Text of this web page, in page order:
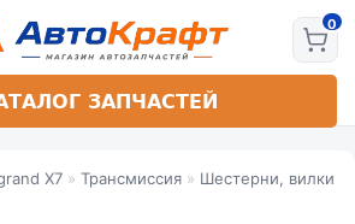
ЗАПЧАСТЕЙ
X7 » Трансмиссия » Шестерни, вилки